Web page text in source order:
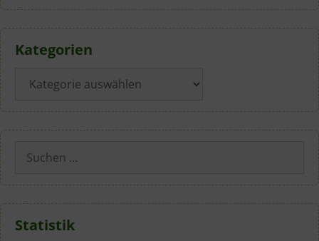
Kategorien
Suchen
nach:
Statistik